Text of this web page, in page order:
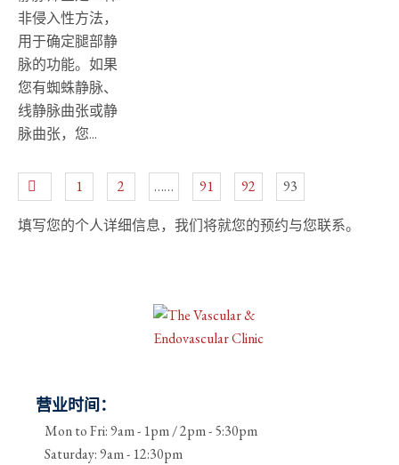
非侵入性方法，
用于确定腿部静
脉的功能。如果
您有蜘蛛静脉、
线静脉曲张或静
脉曲张，您...
1 2 …… 91 92 93
填写您的个人详细信息，我们将就您的预约与您联系。
营业时间：
Mon to Fri: 9am - 1pm / 2pm - 5:30pm
Saturday: 9am - 12:30pm